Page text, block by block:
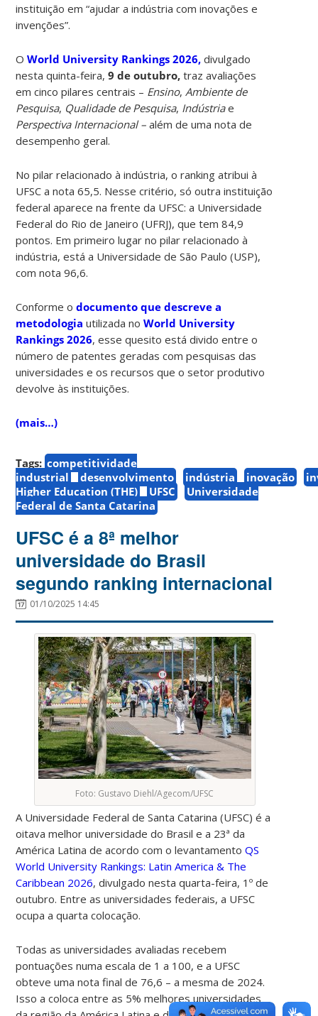
instituição em “ajudar a indústria com inovações e
invenções”.
OWorld University Rankings 2026, divulgado
nesta quinta-feira,9 de outubro,traz avaliações
em cinco pilares centrais – Ensino, Ambiente de
Pesquisa, Qualidade de Pesquisa, Indústriae
Perspectiva Internacional –além de uma nota de
desempenho geral.
No pilar relacionado à indústria, o ranking atribui à
UFSC a nota 65,5. Nesse critério, só outra instituição
federal aparece na frente da UFSC: a Universidade
Federal do Rio de Janeiro (UFRJ), que tem 84,9
pontos. Em primeiro lugar no pilar relacionado à
indústria, está a Universidade de São Paulo (USP),
com nota 96,6.
Conforme o documento que descreve a
metodologia utilizada noWorld University
Rankings 2026, esse quesito está divido entre o
número de patentes geradas com pesquisas das
universidades e os recursos que o setor produtivo
devolve às instituições.
(mais…)
Tags: competitividade
industrial
desenvolvimento indústria inovação
Higher Education (THE)
UFSC
Universidade
Federal de Santa Catarina
UFSC é a 8ª melhor
universidade do Brasil
segundo ranking internacional
01/10/2025 14:45
Foto: Gustavo Diehl/Agecom/UFSC
A Universidade Federal de Santa Catarina (UFSC) é a
oitava melhor universidade do Brasil e a 23ª da
América Latina de acordo com o levantamentoQS
World University Rankings: Latin America & The
Caribbean 2026, divulgado nesta quarta-feira, 1º de
outubro. Entre as universidades federais, a UFSC
ocupa a quarta colocação.
Todas as universidades avaliadas recebem
pontuações numa escala de 1 a 100, e a UFSC
obteve uma nota final de 76,6 – a mesma de 2024.
Isso a coloca entre as 5% melhores universidades